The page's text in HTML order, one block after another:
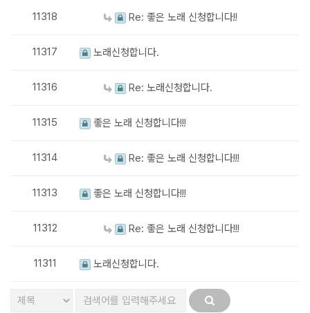
11318 Re: 좋은 노래 신청합니다!!
11317 노래신청합니다.
11316 Re: 노래신청합니다.
11315 좋은 노래 신청합니다!!!
11314 Re: 좋은 노래 신청합니다!!!
11313 좋은 노래 신청합니다!!!
11312 Re: 좋은 노래 신청합니다!!!
11311 노래신청합니다.